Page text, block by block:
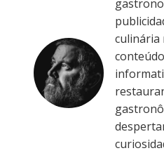
culinária